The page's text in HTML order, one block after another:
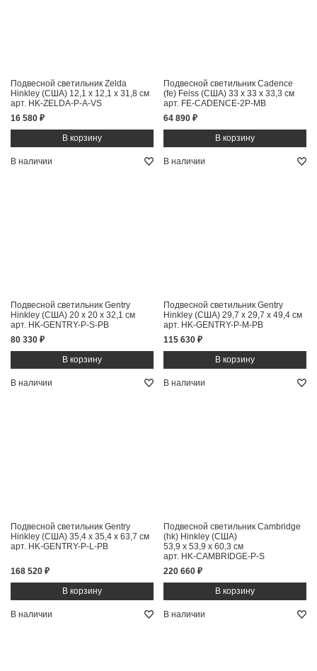
Подвесной светильник Zelda
Hinkley (США) 12,1 x 12,1 x 31,8 см
арт. HK-ZELDA-P-A-VS
16 580 ₽
Подвесной светильник Cadence
(fe) Feiss (США) 33 x 33 x 33,3 см
арт. FE-CADENCE-2P-MB
64 890 ₽
В наличии
Подвесной светильник Gentry
Hinkley (США) 20 x 20 x 32,1 см
арт. HK-GENTRY-P-S-PB
80 330 ₽
В наличии
Подвесной светильник Gentry
Hinkley (США) 29,7 x 29,7 x 49,4 см
арт. HK-GENTRY-P-M-PB
115 630 ₽
В наличии
Подвесной светильник Gentry
Hinkley (США) 35,4 x 35,4 x 63,7 см
арт. HK-GENTRY-P-L-PB
168 520 ₽
В наличии
Подвесной светильник Cambridge
(hk) Hinkley (США)
53,9 x 53,9 x 60,3 см
арт. HK-CAMBRIDGE-P-S
220 660 ₽
В наличии В наличии